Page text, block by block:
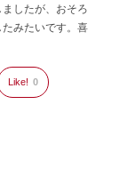
したが、おそろ
みたいです。喜
Like! 0